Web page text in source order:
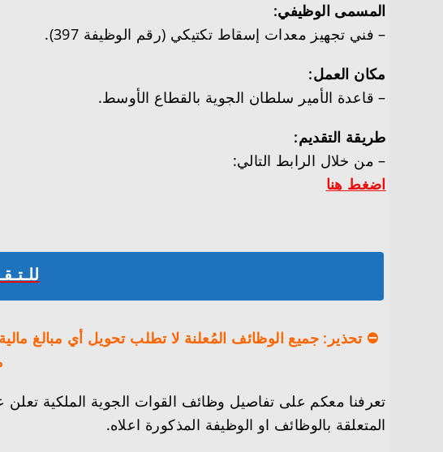
المسمى الوظيفي:
– فني تجهيز معدات إسقاط تكتيكي (رقم الوظيفة 397).
مكان العمل:
– قاعدة الأمير سلطان الجوية بالقطاع الأوسط.
طريقة التقديم:
– من خلال الرابط التالي:
اضغط هنا
⛔️ تحذير: جميع الوظائف المُعلنة لا تطلب تحويل أي مبالغ
تعرفنا معكم على تفاصيل وظائف القوات الجوية الملكية
المتعلقة بالوظائف او الوظيفة المذكورة اعلاه.